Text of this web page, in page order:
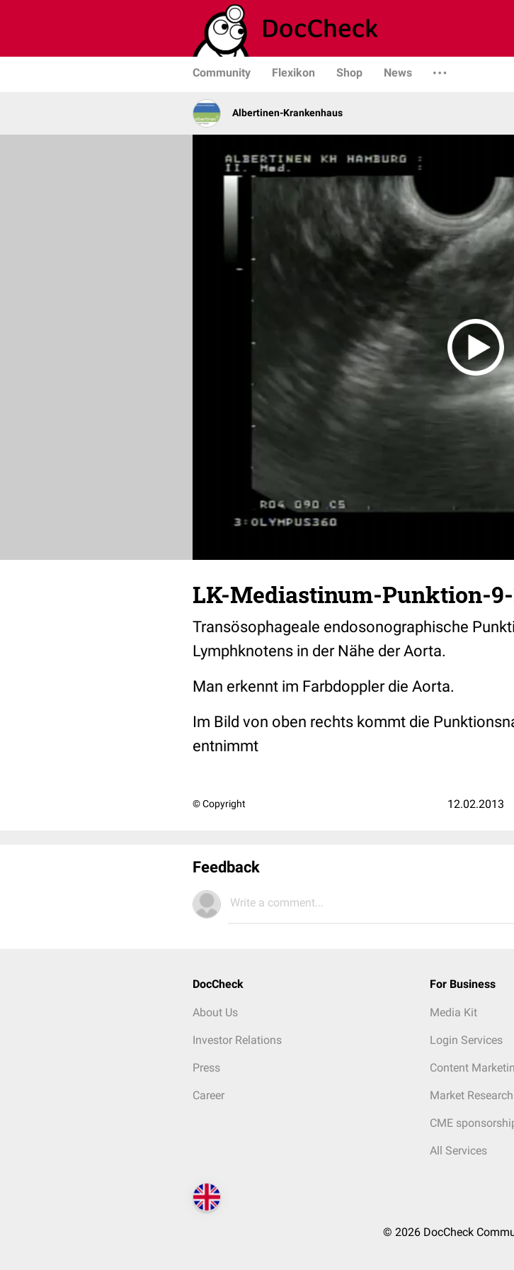
Community Flexikon Shop News
Albertinen-Krankenhaus
LK-Mediastinum-Punktion-9-
Transösophageale endosonographische
Lymphknotens in der Nähe der Aorta.
Man erkennt im Farbdoppler die Aorta.
Im Bild von oben rechts kommt die
entnimmt
© Copyright 12.02.2013
Feedback
Write a comment...
DocCheck
About Us
Investor Relations
Press
Career
For Business
Media Kit
Login Services
Content
Market Research
CME
All Services
© 2026 DocCheck